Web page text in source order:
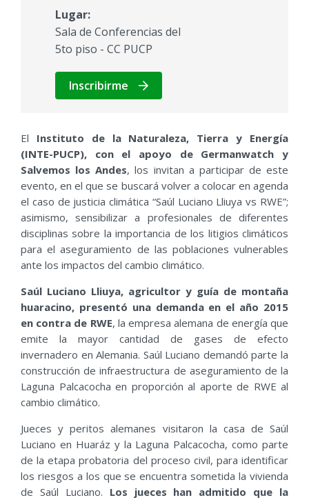
Lugar:
Sala de Conferencias del
5to piso - CC PUCP
Inscribirme
El Instituto de la Naturaleza, Tierra y Energía
(INTE-PUCP), con el apoyo de Germanwatch y
Salvemos los Andes, los invitan a participar de este
evento, en el que se buscará volver a colocar en agenda
el caso de justicia climática “Saúl Luciano Lliuya vs RWE”;
asimismo, sensibilizar a profesionales de diferentes
disciplinas sobre la importancia de los litigios climáticos
para el aseguramiento de las poblaciones vulnerables
ante los impactos del cambio climático.
Saúl Luciano Lliuya, agricultor y guía de montaña
huaracino, presentó una demanda en el año 2015
en contra de RWE, la empresa alemana de energía que
emite la mayor cantidad de gases de efecto
invernadero en Alemania. Saúl Luciano demandó parte la
construcción de infraestructura de aseguramiento de la
Laguna Palcacocha en proporción al aporte de RWE al
cambio climático.
Jueces y peritos alemanes visitaron la casa de Saúl
Luciano en Huaráz y la Laguna Palcacocha, como parte
de la etapa probatoria del proceso civil, para identificar
los riesgos a los que se encuentra sometida la vivienda
de Saúl Luciano. Los jueces han admitido que la